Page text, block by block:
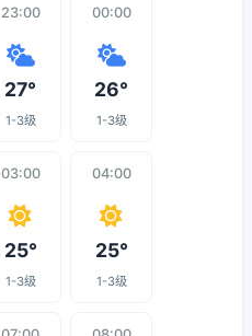
23:00
27°
1-3级
00:00
26°
1-3级
03:00
25°
1-3级
04:00
25°
1-3级